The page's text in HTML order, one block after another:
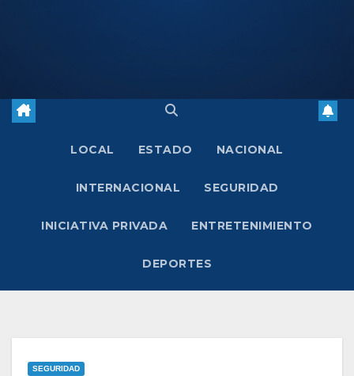
LOCAL ESTADO NACIONAL
INTERNACIONAL SEGURIDAD
INICIATIVA PRIVADA ENTRETENIMIENTO
DEPORTES
SEGURIDAD